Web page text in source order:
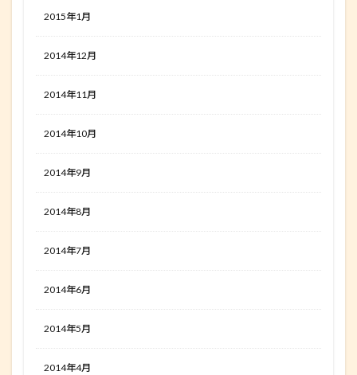
2015年1月
2014年12月
2014年11月
2014年10月
2014年9月
2014年8月
2014年7月
2014年6月
2014年5月
2014年4月